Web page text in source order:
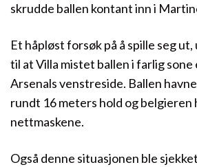
skrudde ballen kontant inn i
Et håpløst forsøk på å spille seg
til at Villa mistet ballen i farlig
Arsenals venstreside. Ballen
rundt 16 meters hold og belgieren
nettmaskene.
Også denne situasjonen ble